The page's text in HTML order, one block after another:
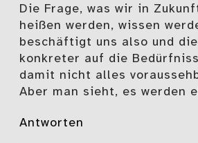
Die Frage, was wir in
heißen werden, wissen
beschäftigt uns also und
konkreter auf die
damit nicht alles
Aber man sieht, es werden
Antworten